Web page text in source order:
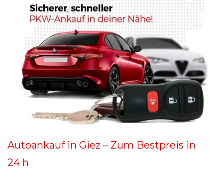
Autoankauf in Giez – Zum Bestpreis in
24 h